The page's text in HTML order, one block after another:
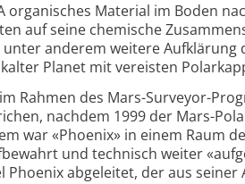
organisches Material im Boden
auf seine chemische
anderem weitere Aufklärung
Planet mit vereisten
Rahmen des Mars-Surveyor-
nachdem 1999 der Mars-
war «Phoenix» in einem Raum
und technisch weiter
abgeleitet, der aus seiner